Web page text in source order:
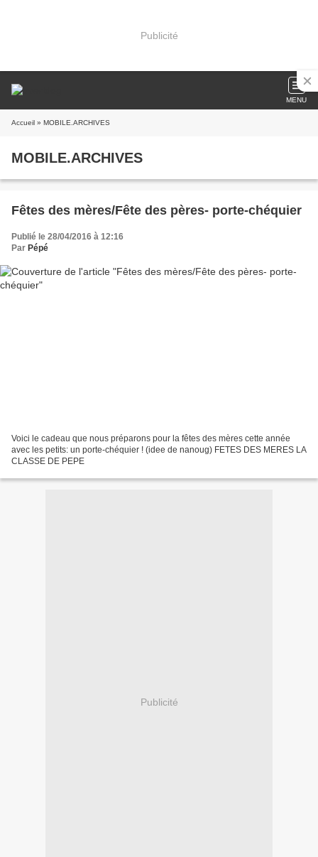
Publicité
MENU
Accueil » MOBILE.ARCHIVES
MOBILE.ARCHIVES
Fêtes des mères/Fête des pères- porte-chéquier
Publié le 28/04/2016 à 12:16
Par Pépé
Voici le cadeau que nous préparons pour la fêtes des mères cette année
avec les petits: un porte-chéquier ! (idee de nanoug) FETES DES MERES LA
CLASSE DE PEPE
Publicité